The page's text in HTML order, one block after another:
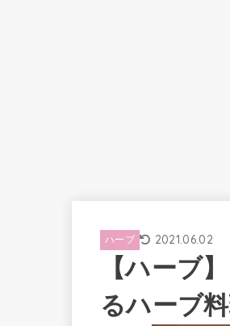
ハーブ 2021.06.02
【ハーブ
るハーブ